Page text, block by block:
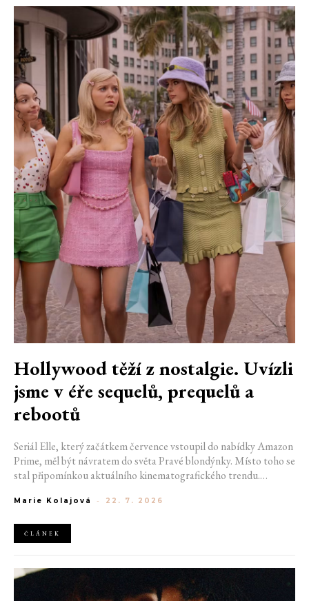
Hollywood těží z nostalgie. Uvízli
jsme v éře sequelů, prequelů a
rebootů
Seriál Elle, který začátkem července vstoupil do nabídky Amazon
Prime, měl být návratem do světa Pravé blondýnky. Místo toho se
stal připomínkou aktuálního kinematografického trendu.
Prequely, sequely, spin-offy i rebooty zaplnily kina i streamovací
vzácností. Proč se filmový průmysl tak moc bojí nových nápadů?
A můžeme si za to sami?
Marie Kolajová - 22. 7. 2026
ČLÁNEK